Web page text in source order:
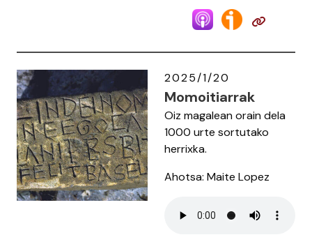
2025/1/20
Momoitiarrak
Oiz magalean orain dela
1000 urte sortutako
herrixka.
Ahotsa: Maite Lopez